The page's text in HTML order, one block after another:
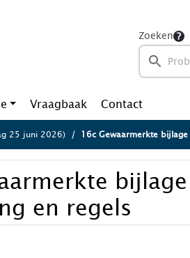
Zoeken
Vraagbaak Contact
25 juni 2026) 16c Gewaarmerkte
en regels